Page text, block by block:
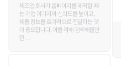
제조업 회사가 홈페이지를 제작할 때
는 기업 이미지와 신뢰도를 높이고,
제품 정보를 효과적으로 전달하는 것
이 중요합니다. 이를 위해 검색해볼만
한 . . .